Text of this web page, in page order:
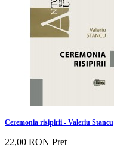
Ceremonia risipirii - Valeriu Stancu
22,00 RON Pret